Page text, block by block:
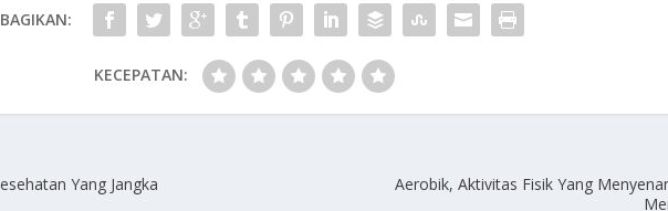
KECEPATAN:
Yang Jangka
Aerobik, Aktivitas Fisik Yang